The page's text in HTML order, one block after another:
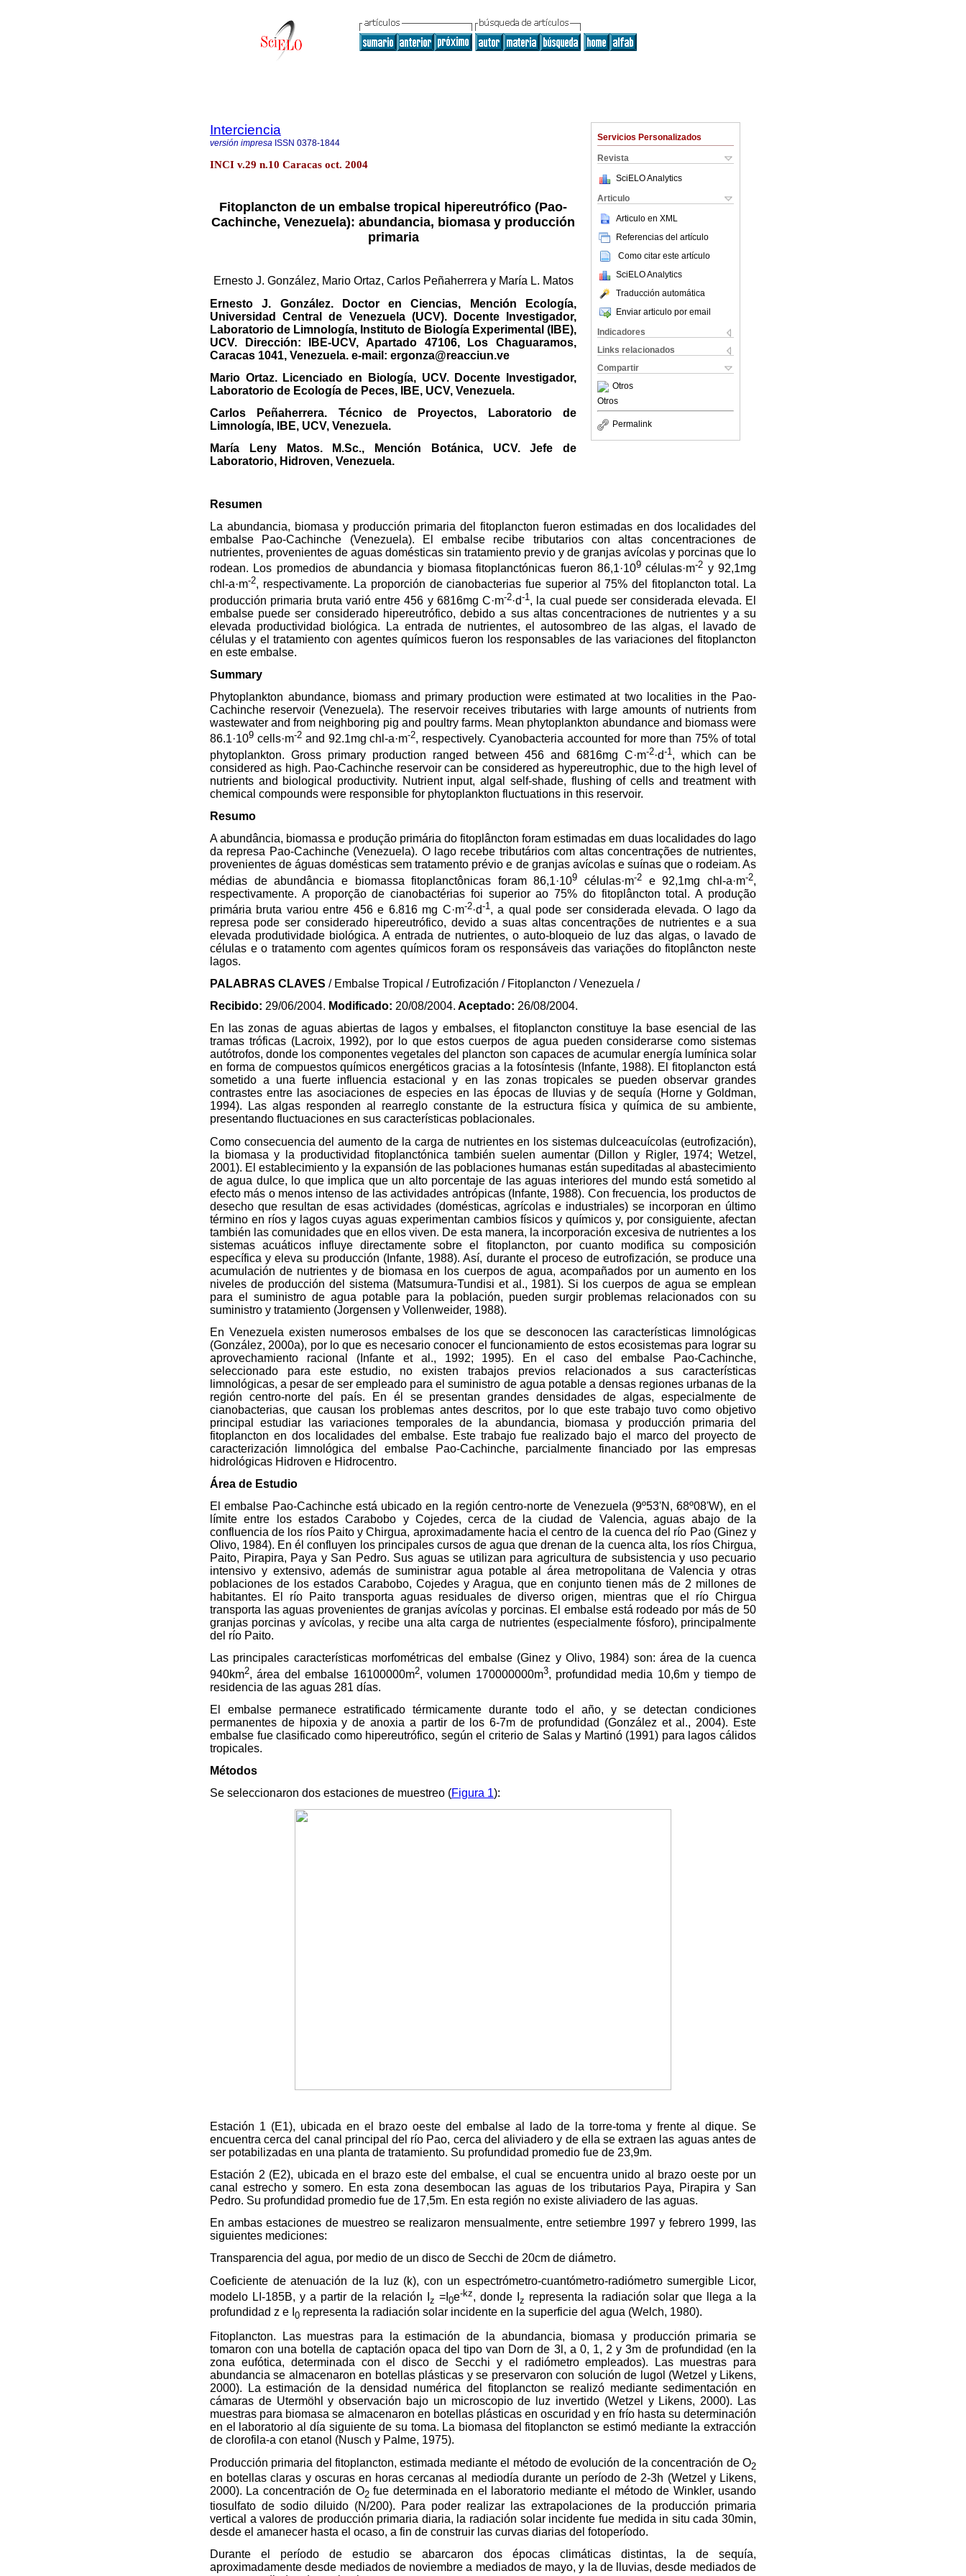
Servicios Personalizados
Revista
SciELO Analytics
Articulo
Articulo en XML
Referencias del artículo
Como citar este artículo
SciELO Analytics
Traducción automática
Enviar articulo por email
Indicadores
Links relacionados
Compartir
Otros
Otros
Permalink
Interciencia
versión impresa ISSN 0378-1844
INCI v.29 n.10 Caracas oct. 2004
Fitoplancton de un embalse tropical hipereutrófico (Pao-
Cachinche, Venezuela): abundancia, biomasa y producción
primaria
Ernesto J. González, Mario Ortaz, Carlos Peñaherrera y María L. Matos
Ernesto J. González. Doctor en Ciencias, Mención Ecología,
Universidad Central de Venezuela (UCV). Docente Investigador,
Laboratorio de Limnología, Instituto de Biología Experimental (IBE),
UCV. Dirección: IBE-UCV, Apartado 47106, Los Chaguaramos,
Caracas 1041, Venezuela. e-mail: ergonza@reacciun.ve
Mario Ortaz. Licenciado en Biología, UCV. Docente Investigador,
Laboratorio de Ecología de Peces, IBE, UCV, Venezuela.
Carlos Peñaherrera. Técnico de Proyectos, Laboratorio de
Limnología, IBE, UCV, Venezuela.
María Leny Matos. M.Sc., Mención Botánica, UCV. Jefe de
Laboratorio, Hidroven, Venezuela.
Resumen
La abundancia, biomasa y producción primaria del fitoplancton fueron estimadas en dos localidades del
embalse Pao-Cachinche (Venezuela). El embalse recibe tributarios con altas concentraciones de
nutrientes, provenientes de aguas domésticas sin tratamiento previo y de granjas avícolas y porcinas que lo
rodean. Los promedios de abundancia y biomasa fitoplanctónicas fueron 86,1·109 células·m-2 y 92,1mg
chl-a·m-2, respectivamente. La proporción de cianobacterias fue superior al 75% del fitoplancton total. La
producción primaria bruta varió entre 456 y 6816mg C·m-2·d-1 , la cual puede ser considerada elevada. El
embalse puede ser considerado hipereutrófico, debido a sus altas concentraciones de nutrientes y a su
elevada productividad biológica. La entrada de nutrientes, el autosombreo de las algas, el lavado de
células y el tratamiento con agentes químicos fueron los responsables de las variaciones del fitoplancton
en este embalse.
Summary
Phytoplankton abundance, biomass and primary production were estimated at two localities in the Pao-
Cachinche reservoir (Venezuela). The reservoir receives tributaries with large amounts of nutrients from
wastewater and from neighboring pig and poultry farms. Mean phytoplankton abundance and biomass were
86.1·109 cells·m-2and 92.1mg chl-a·m-2, respectively. Cyanobacteria accounted for more than 75% of total
phytoplankton. Gross primary production ranged between 456 and 6816mg C·m-2·d-1 , which can be
considered as high. Pao-Cachinche reservoir can be considered as hypereutrophic, due to the high level of
nutrients and biological productivity. Nutrient input, algal self-shade, flushing of cells and treatment with
chemical compounds were responsible for phytoplankton fluctuations in this reservoir.
Resumo
A abundância, biomassa e produção primária do fitoplâncton foram estimadas em duas localidades do lago
da represa Pao-Cachinche (Venezuela). O lago recebe tributários com altas concentrações de nutrientes,
provenientes de águas domésticas sem tratamento prévio e de granjas avícolas e suínas que o rodeiam. As
médias de abundância e biomassa fitoplanctônicas foram 86,1·109 células·m-2 e 92,1mg chl-a·m-2,
respectivamente. A proporção de cianobactérias foi superior ao 75% do fitoplâncton total. A produção
primária bruta variou entre 456 e 6.816 mg C·m-2·d-1, a qual pode ser considerada elevada. O lago da
represa pode ser considerado hipereutrófico, devido a suas altas concentrações de nutrientes e a sua
elevada produtividade biológica. A entrada de nutrientes, o auto-bloqueio de luz das algas, o lavado de
células e o tratamento com agentes químicos foram os responsáveis das variações do fitoplâncton neste
lagos.
PALABRAS CLAVES / Embalse Tropical / Eutrofización / Fitoplancton / Venezuela /
Recibido: 29/06/2004. Modificado: 20/08/2004. Aceptado: 26/08/2004.
En las zonas de aguas abiertas de lagos y embalses, el fitoplancton constituye la base esencial de las
tramas tróficas (Lacroix, 1992), por lo que estos cuerpos de agua pueden considerarse como sistemas
autótrofos, donde los componentes vegetales del plancton son capaces de acumular energía lumínica solar
en forma de compuestos químicos energéticos gracias a la fotosíntesis (Infante, 1988). El fitoplancton está
sometido a una fuerte influencia estacional y en las zonas tropicales se pueden observar grandes
contrastes entre las asociaciones de especies en las épocas de lluvias y de sequía (Horne y Goldman,
1994). Las algas responden al rearreglo constante de la estructura física y química de su ambiente,
presentando fluctuaciones en sus características poblacionales.
Como consecuencia del aumento de la carga de nutrientes en los sistemas dulceacuícolas (eutrofización),
la biomasa y la productividad fitoplanctónica también suelen aumentar (Dillon y Rigler, 1974; Wetzel,
2001). El establecimiento y la expansión de las poblaciones humanas están supeditadas al abastecimiento
de agua dulce, lo que implica que un alto porcentaje de las aguas interiores del mundo está sometido al
efecto más o menos intenso de las actividades antrópicas (Infante, 1988). Con frecuencia, los productos de
desecho que resultan de esas actividades (domésticas, agrícolas e industriales) se incorporan en último
término en ríos y lagos cuyas aguas experimentan cambios físicos y químicos y, por consiguiente, afectan
también las comunidades que en ellos viven. De esta manera, la incorporación excesiva de nutrientes a los
sistemas acuáticos influye directamente sobre el fitoplancton, por cuanto modifica su composición
específica y eleva su producción (Infante, 1988). Así, durante el proceso de eutrofización, se produce una
acumulación de nutrientes y de biomasa en los cuerpos de agua, acompañados por un aumento en los
niveles de producción del sistema (Matsumura-Tundisi et al., 1981). Si los cuerpos de agua se emplean
para el suministro de agua potable para la población, pueden surgir problemas relacionados con su
suministro y tratamiento (Jorgensen y Vollenweider, 1988).
En Venezuela existen numerosos embalses de los que se desconocen las características limnológicas
(González, 2000a), por lo que es necesario conocer el funcionamiento de estos ecosistemas para lograr su
aprovechamiento racional (Infante et al., 1992; 1995). En el caso del embalse Pao-Cachinche,
seleccionado para este estudio, no existen trabajos previos relacionados a sus características
limnológicas, a pesar de ser empleado para el suministro de agua potable a densas regiones urbanas de la
región centro-norte del país. En él se presentan grandes densidades de algas, especialmente de
cianobacterias, que causan los problemas antes descritos, por lo que este trabajo tuvo como objetivo
principal estudiar las variaciones temporales de la abundancia, biomasa y producción primaria del
fitoplancton en dos localidades del embalse. Este trabajo fue realizado bajo el marco del proyecto de
caracterización limnológica del embalse Pao-Cachinche, parcialmente financiado por las empresas
hidrológicas Hidroven e Hidrocentro.
Área de Estudio
El embalse Pao-Cachinche está ubicado en la región centro-norte de Venezuela (9º53'N, 68º08'W), en el
límite entre los estados Carabobo y Cojedes, cerca de la ciudad de Valencia, aguas abajo de la
confluencia de los ríos Paito y Chirgua, aproximadamente hacia el centro de la cuenca del río Pao (Ginez y
Olivo, 1984). En él confluyen los principales cursos de agua que drenan de la cuenca alta, los ríos Chirgua,
Paito, Pirapira, Paya y San Pedro. Sus aguas se utilizan para agricultura de subsistencia y uso pecuario
intensivo y extensivo, además de suministrar agua potable al área metropolitana de Valencia y otras
poblaciones de los estados Carabobo, Cojedes y Aragua, que en conjunto tienen más de 2 millones de
habitantes. El río Paito transporta aguas residuales de diverso origen, mientras que el río Chirgua
transporta las aguas provenientes de granjas avícolas y porcinas. El embalse está rodeado por más de 50
granjas porcinas y avícolas, y recibe una alta carga de nutrientes (especialmente fósforo), principalmente
del río Paito.
Las principales características morfométricas del embalse (Ginez y Olivo, 1984) son: área de la cuenca
940km2, área del embalse 16100000m2, volumen 170000000m3, profundidad media 10,6m y tiempo de
residencia de las aguas 281 días.
El embalse permanece estratificado térmicamente durante todo el año, y se detectan condiciones
permanentes de hipoxia y de anoxia a partir de los 6-7m de profundidad (González et al., 2004). Este
embalse fue clasificado como hipereutrófico, según el criterio de Salas y Martinó (1991) para lagos cálidos
tropicales.
Métodos
Se seleccionaron dos estaciones de muestreo (Figura 1):
Estación 1 (E1), ubicada en el brazo oeste del embalse al lado de la torre-toma y frente al dique. Se
encuentra cerca del canal principal del río Pao, cerca del aliviadero y de ella se extraen las aguas antes de
ser potabilizadas en una planta de tratamiento. Su profundidad promedio fue de 23,9m.
Estación 2 (E2), ubicada en el brazo este del embalse, el cual se encuentra unido al brazo oeste por un
canal estrecho y somero. En esta zona desembocan las aguas de los tributarios Paya, Pirapira y San
Pedro. Su profundidad promedio fue de 17,5m. En esta región no existe aliviadero de las aguas.
En ambas estaciones de muestreo se realizaron mensualmente, entre setiembre 1997 y febrero 1999, las
siguientes mediciones:
Transparencia del agua, por medio de un disco de Secchi de 20cm de diámetro.
Coeficiente de atenuación de la luz (k), con un espectrómetro-cuantómetro-radiómetro sumergible Licor,
modelo LI-185B, y a partir de la relación I z =I 0e-kz, donde I z representa la radiación solar que llega a la
profundidad z e I 0 representa la radiación solar incidente en la superficie del agua (Welch, 1980).
Fitoplancton. Las muestras para la estimación de la abundancia, biomasa y producción primaria se
tomaron con una botella de captación opaca del tipo van Dorn de 3l, a 0, 1, 2 y 3m de profundidad (en la
zona eufótica, determinada con el disco de Secchi y el radiómetro empleados). Las muestras para
abundancia se almacenaron en botellas plásticas y se preservaron con solución de lugol (Wetzel y Likens,
2000). La estimación de la densidad numérica del fitoplancton se realizó mediante sedimentación en
cámaras de Utermöhl y observación bajo un microscopio de luz invertido (Wetzel y Likens, 2000). Las
muestras para biomasa se almacenaron en botellas plásticas en oscuridad y en frío hasta su determinación
en el laboratorio al día siguiente de su toma. La biomasa del fitoplancton se estimó mediante la extracción
de clorofila-a con etanol (Nusch y Palme, 1975).
Producción primaria del fitoplancton, estimada mediante el método de evolución de la concentración de O2
en botellas claras y oscuras en horas cercanas al mediodía durante un período de 2-3h (Wetzel y Likens,
2000). La concentración de O2fue determinada en el laboratorio mediante el método de Winkler, usando
tiosulfato de sodio diluido (N/200). Para poder realizar las extrapolaciones de la producción primaria
vertical a valores de producción primaria diaria, la radiación solar incidente fue medida in situ cada 30min,
desde el amanecer hasta el ocaso, a fin de construir las curvas diarias del fotoperíodo.
Durante el período de estudio se abarcaron dos épocas climáticas distintas, la de sequía,
aproximadamente desde mediados de noviembre a mediados de mayo, y la de lluvias, desde mediados de